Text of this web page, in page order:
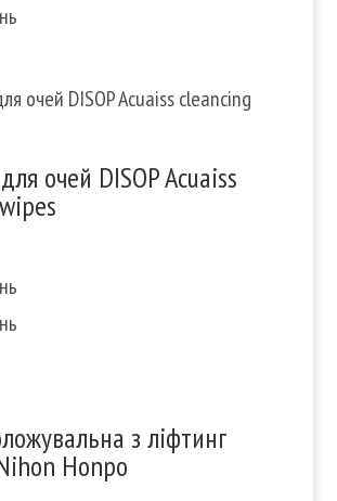
очей DISOP Acuaiss
з ліфтинг
Honpo